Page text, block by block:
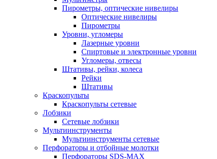
Пирометры, оптические нивелиры
Оптические нивелиры
Пирометры
Уровни, угломеры
Лазерные уровни
Спиртовые и электронные уровни
Угломеры, отвесы
Штативы, рейки, колеса
Рейки
Штативы
Краскопульты
Краскопульты сетевые
Лобзики
Сетевые лобзики
Мультиинструменты
Мультиинструменты сетевые
Перфораторы и отбойные молотки
Перфораторы SDS-MAX